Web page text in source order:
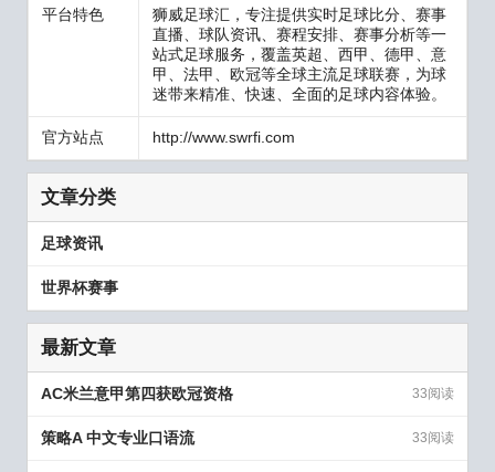
平台特色
狮威足球汇，专注提供实时足球比分、赛事
直播、球队资讯、赛程安排、赛事分析等一
站式足球服务，覆盖英超、西甲、德甲、意
甲、法甲、欧冠等全球主流足球联赛，为球
迷带来精准、快速、全面的足球内容体验。
官方站点 http://www.swrfi.com
文章分类
足球资讯
世界杯赛事
最新文章
AC米兰意甲第四获欧冠资格 33阅读
策略A 中文专业口语流 33阅读